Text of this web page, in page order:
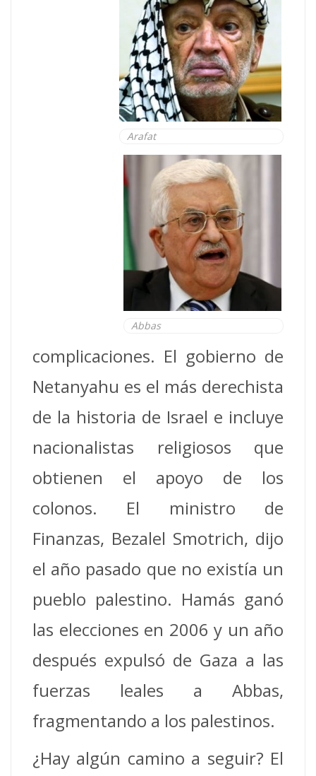
Arafat
Abbas
complicaciones. El gobierno de
Netanyahu es el más derechista
de la historia de Israel e incluye
nacionalistas religiosos que
obtienen el apoyo de los
colonos. El ministro de
Finanzas, Bezalel Smotrich, dijo
el año pasado que no existía un
pueblo palestino. Hamás ganó
las elecciones en 2006 y un año
después expulsó de Gaza a las
fuerzas leales a Abbas,
fragmentando a los palestinos.
¿Hay algún camino a seguir? El